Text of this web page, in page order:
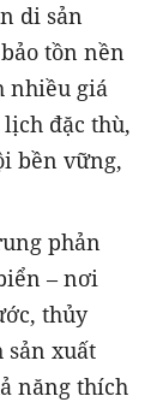
di sản
tồn nền
nhiều giá
đặc thù,
bền vững,
phản
– nơi
thủy
sản xuất
năng thích